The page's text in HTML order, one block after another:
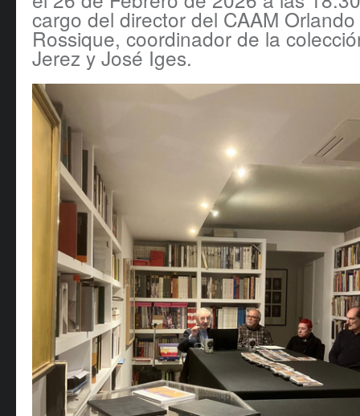
cargo del director del CAAM
Rossique, coordinador de la
Jerez y José Iges.